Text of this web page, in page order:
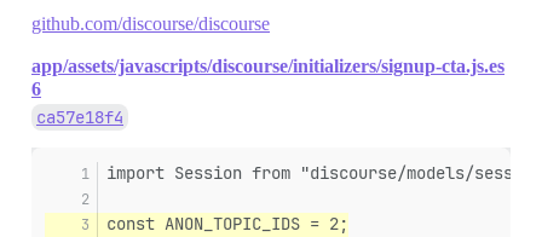
github.com/discourse/discourse
app/assets/javascripts/discourse/initializers/signup-cta.js.es
6
ca57e18f4
import Session from "discourse/models/
const ANON_TOPIC_IDS = 2;